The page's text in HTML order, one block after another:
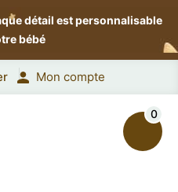
détail est personnalisable
bébé
Mon compte
0